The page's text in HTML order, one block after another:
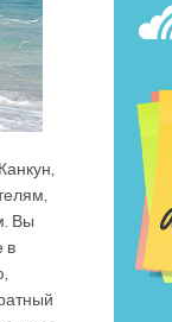
Вы
в